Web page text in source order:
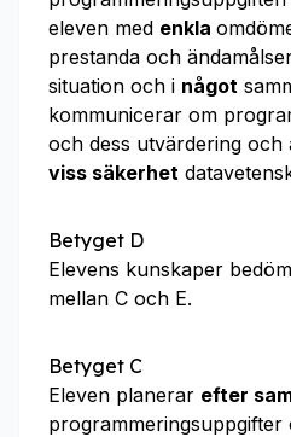
eleven med enkla
prestanda och
situation och i något
kommunicerar om
och dess utvärdering och
viss säkerhet
Betyget D
Elevens kunskaper
mellan C och E.
Betyget C
Eleven planerar efter
programmeringsuppgifter